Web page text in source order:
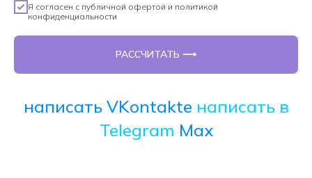
Я согласен с публичной офертой и политикой
конфиденциальности
РАССЧИТАТЬ ⟶
написать VKontakte написать в
Telegram Max